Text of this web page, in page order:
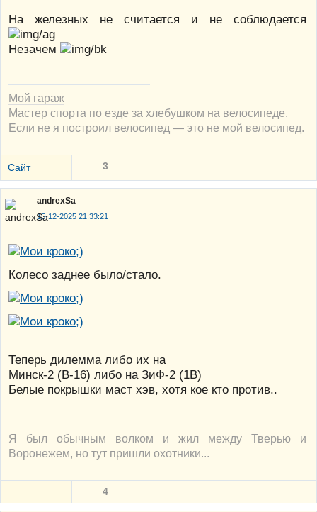
На железных не считается и не соблюдается
Незачем
Мой гараж
Мастер спорта по езде за хлебушком на велосипеде.
Если не я построил велосипед — это не мой велосипед.
Сайт 3
andrexSa
15-12-2025 21:33:21
Колесо заднее было/стало.
Теперь дилемма либо их на
Минск-2 (В-16) либо на ЗиФ-2 (1В)
Белые покрышки маст хэв, хотя кое кто против..
Я был обычным волком и жил между Тверью и
Воронежем, но тут пришли охотники...
4